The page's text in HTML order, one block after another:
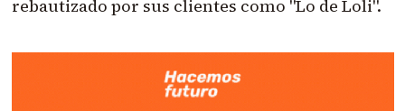
rebautizado por sus clientes como "Lo de Loli".